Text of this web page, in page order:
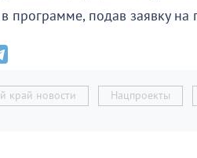
программе, подав заявку
край новости Нацпроекты